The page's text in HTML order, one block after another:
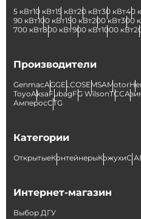
5 кВт10 кВт15 кВт20 кВт30 кВт40
90 кВт100 кВт150 кВт200 кВт300
700 кВт800 кВт900 кВт1000 кВт
Производители
GenmacAGGELCOSEMSAMotor
ToyoAksaFubagFG WilsonТСС
АмперосCTG
Категории
ОткрытыеКонтейнерыКожухиС
Интернет-магазин
Выбор ДГУ